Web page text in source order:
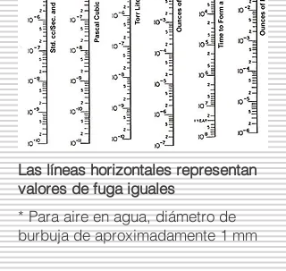
Las líneas horizontales representan
valores de fuga iguales
* Para aire en agua, diámetro de
burbuja de aproximadamente 1 mm